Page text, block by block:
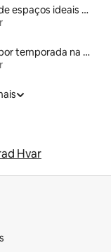
Aluguéis de espaços ideais para famílias
Aluguéis por temporada na orla
Hvar